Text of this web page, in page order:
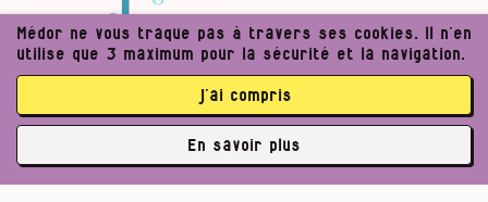
Médor ne vous traque pas à travers ses cookies. Il n’en
utilise que 3 maximum pour la sécurité et la navigation.
j’ai compris
En savoir plus